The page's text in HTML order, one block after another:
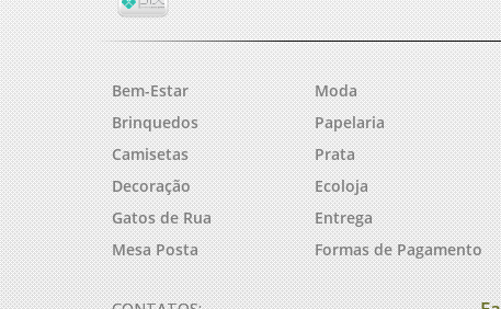
Bem-Estar
Brinquedos
Camisetas
Decoração
Gatos de Rua
Mesa Posta
Moda
Papelaria
Prata
Ecoloja
Entrega
Formas de Pagamento